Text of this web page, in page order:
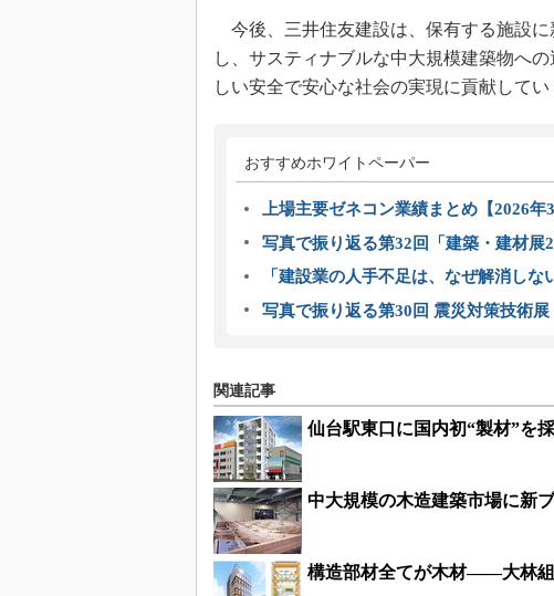
今後、三井住友建設は、保有する施設
し、サスティナブルな中大規模建築物へ
しい安全で安心な社会の実現に貢献してい
おすすめホワイトペーパー
上場主要ゼネコン業績まとめ【2026年
写真で振り返る第32回「建築・建材展
「建設業の人手不足は、なぜ解消し
写真で振り返る第30回 震災対策技術展
関連記事
仙台駅東口に国内初“製材”を
中大規模の木造建築市場に新
構造部材全てが木材――大林